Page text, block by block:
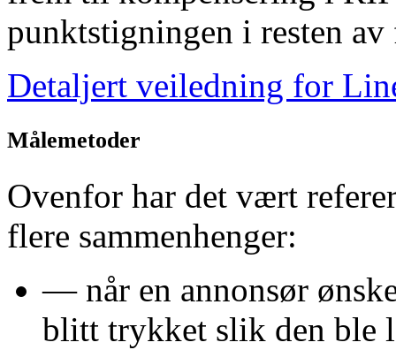
punktstigningen i resten
Detaljert veiledning for
Målemetoder
Ovenfor har det vært
flere sammenhenger:
— når en annonsør
blitt trykket slik den ble